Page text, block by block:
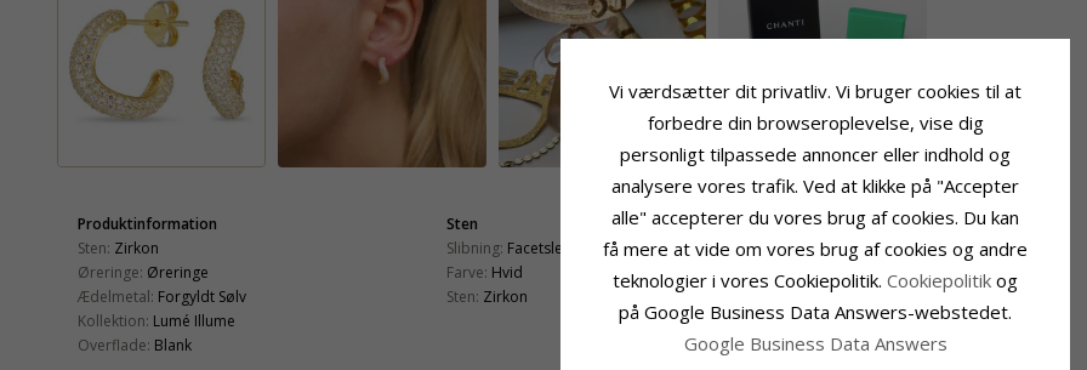
Produktinformation
Sten: Zirkon
Øreringe: Øreringe
Ædelmetal: Forgyldt Sølv
Kollektion: Lumé Illume
Overflade: Blank
Sten
Slibning: Facetsleben
Farve: Hvid
Sten: Zirkon
Størrelse
Diameter: 16,2 mm
Bredde:
5,0 mm
Vi værdsætter dit privatliv. Vi bruger cookies til at
forbedre din browseroplevelse, vise dig
personligt tilpassede annoncer eller indhold og
analysere vores trafik. Ved at klikke på "Accepter
alle" accepterer du vores brug af cookies. Du kan
få mere at vide om vores brug af cookies og andre
teknologier i vores Cookiepolitik. Cookiepolitik og
på Google Business Data Answers-webstedet.
Google Business Data Answers